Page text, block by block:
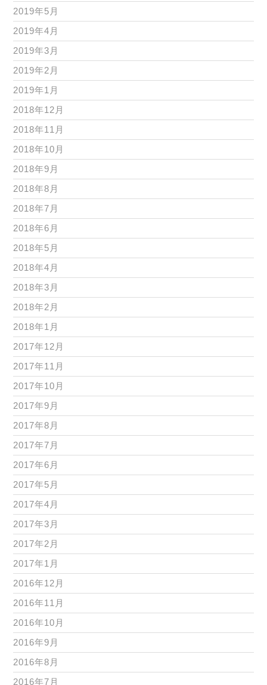
2019年5月
2019年4月
2019年3月
2019年2月
2019年1月
2018年12月
2018年11月
2018年10月
2018年9月
2018年8月
2018年7月
2018年6月
2018年5月
2018年4月
2018年3月
2018年2月
2018年1月
2017年12月
2017年11月
2017年10月
2017年9月
2017年8月
2017年7月
2017年6月
2017年5月
2017年4月
2017年3月
2017年2月
2017年1月
2016年12月
2016年11月
2016年10月
2016年9月
2016年8月
2016年7月